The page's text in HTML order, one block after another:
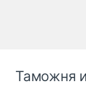
Таможня